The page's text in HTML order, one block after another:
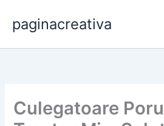
content
paginacreativa
Culegatoare